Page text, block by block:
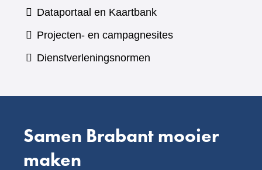
andere
website)
Dataportaal en Kaartbank(verwijst
naar
Projecten- en campagnesites
Dienstverleningsnormen
Samen Brabant mooier
maken